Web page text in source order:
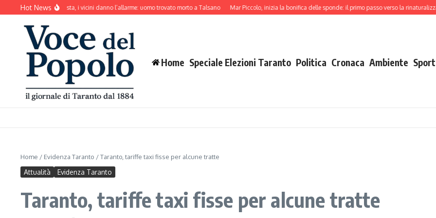
Salta al contenuto
Hot News
abbaia senza sosta, i vicini danno l’allarme: uomo trovato morto a Talsano Mar Piccolo, inizia la bonifica delle sponde: il primo passo verso la rinaturalizzazione
Home Speciale Elezioni Taranto Politica Cronaca Ambiente Sport
Home / Evidenza Taranto /Taranto, tariffe taxi fisse per alcune tratte
Attualità Evidenza Taranto
Taranto, tariffe taxi fisse per alcune tratte